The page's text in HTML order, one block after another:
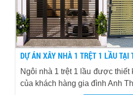
DỰ ÁN XÂY NHÀ 1 TRỆT 1 LẦU TẠI
Ngôi nhà 1 trệt 1 lầu được thiết
của khách hàng gia đình Anh